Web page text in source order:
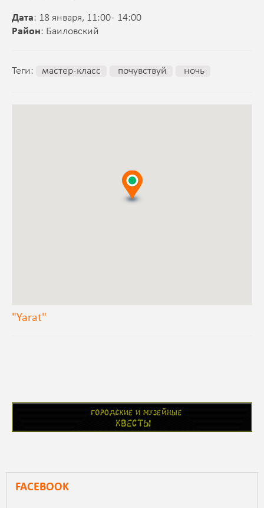
Дата: 18 января, 11:00 - 14:00
Район: Баиловский
Теги: мастер-класс почувствуй ночь
"Yarat"
FACEBOOK